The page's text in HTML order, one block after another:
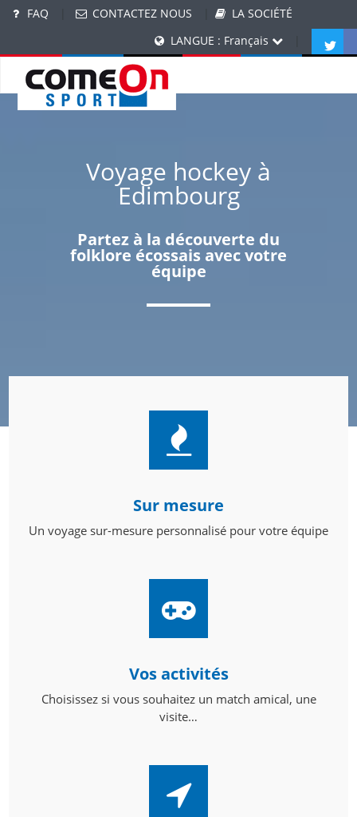
FAQ CONTACTEZ NOUS
LA SOCIÉTÉ
LANGUE : Français
Voyage hockey à
Edimbourg
Partez à la découverte du
folklore écossais avec votre
équipe
Sur mesure
Un voyage sur-mesure personnalisé pour votre équipe
Vos activités
Choisissez si vous souhaitez un match amical, une
visite…